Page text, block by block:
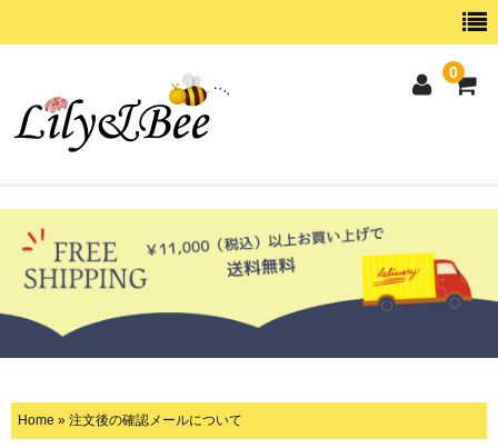
0
SHOPPING
ABOUT
CONTACT
Home »注文後の確認メールについて